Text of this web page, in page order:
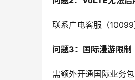
联系广电客服（
问题3：国际漫游限制
需额外开通国际业务